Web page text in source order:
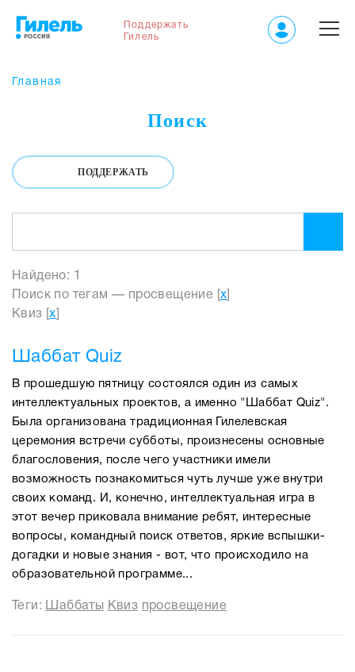
Поддержать
Гилель
Главная
Поиск
ПОДДЕРЖАТЬ
Найдено: 1
Поиск по тегам — просвещение [ x
Квиз [x
Шаббат Quiz
В прошедшую пятницу состоялся один из самых
интеллектуальных проектов, а именно "Шаббат Quiz".
Была организована традиционная Гилелевская
церемония встречи субботы, произнесены основные
благословения, после чего участники имели
возможность познакомиться чуть лучше уже внутри
своих команд. И, конечно, интеллектуальная игра в
этот вечер приковала внимание ребят, интересные
вопросы, командный поиск ответов, яркие вспышки-
догадки и новые знания - вот, что происходило на
образовательной программе...
Теги: Шаббаты Квиз просвещение